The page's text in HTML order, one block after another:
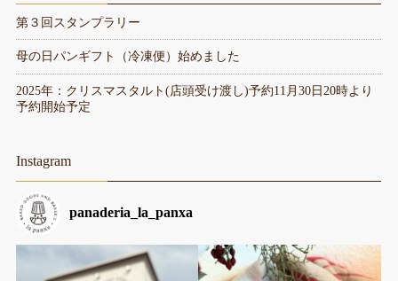
第３回スタンプラリー
母の日パンギフト（冷凍便）始めました
2025年：クリスマスタルト(店頭受け渡し)予約11月30日20時より
予約開始予定
Instagram
panaderia_la_panxa